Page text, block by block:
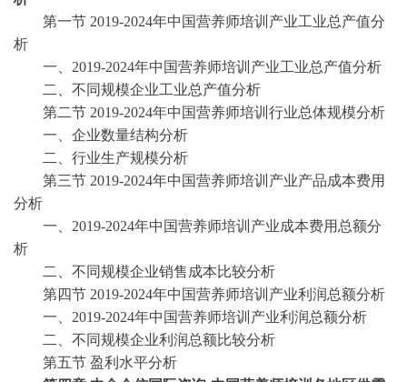
第一节 2019-2024年中国营养师培训产业工业总产值分
析
一、 2019-2024年中国营养师培训产业工业总产值分析
二、不同规模企业工业总产值分析
第二节 2019-2024年中国营养师培训行业总体规模分析
一、企业数量结构分析
二、行业生产规模分析
第三节 2019-2024年中国营养师培训产业产品成本费用
分析
一、 2019-2024年中国营养师培训产业成本费用总额分
析
二、不同规模企业销售成本比较分析
第四节 2019-2024年中国营养师培训产业利润总额分析
一、 2019-2024年中国营养师培训产业利润总额分析
二、不同规模企业利润总额比较分析
第五节 盈利水平分析